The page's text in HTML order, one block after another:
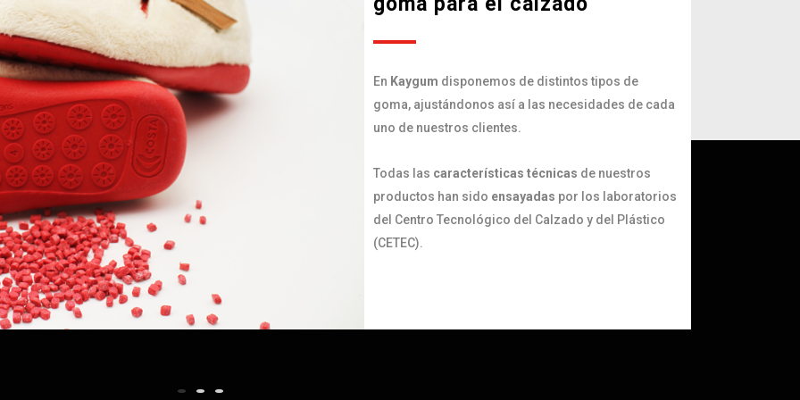
En Kaygum disponemos de distintos tipos de
goma, ajustándonos así a las necesidades de cada
uno de nuestros clientes.
Todas las características técnicas de nuestros
productos han sido ensayadas por los laboratorios
del Centro Tecnológico del Calzado y del Plástico
(CETEC).